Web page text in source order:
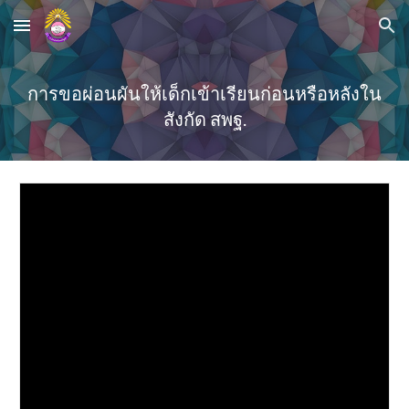
Skip to main content Skip to navigation
การขอผ่อนผันให้เด็กเข้าเรียนก่อนหรือหลังใน
สังกัด สพฐ.